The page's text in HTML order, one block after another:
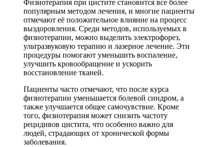
Физиотерапия при цистите становится все более
популярным методом лечения, и многие пациенты
отмечают её положительное влияние на процесс
выздоровления. Среди методов, используемых в
физиотерапии, можно выделить электрофорез,
ультразвуковую терапию и лазерное лечение. Эти
процедуры помогают уменьшить воспаление,
улучшить кровообращение и ускорить
восстановление тканей.
Пациенты часто отмечают, что после курса
физиотерапии уменьшается болевой синдром, а
также улучшается общее самочувствие. Кроме
того, физиотерапия может снизить частоту
рецидивов цистита, что особенно важно для
людей, страдающих от хронической формы
заболевания.